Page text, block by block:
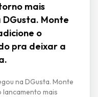
mais
Monte
o
pra deixar a
na DGusta. Monte
lancamento mais